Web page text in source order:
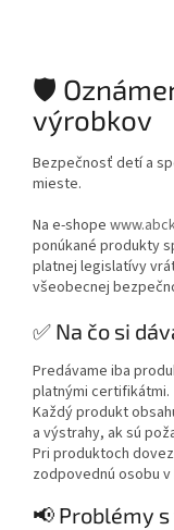
🛡️
výrobkov
Bezpečnosť detí a
mieste.
Na e-shope
ponúkané produkty
platnej legislatívy
všeobecnej
✅ Na čo si
Predávame iba
platnými certifikátmi.
Každý produkt
a výstrahy, ak sú
Pri produktoch
zodpovednú osobu v
📢 Problémy